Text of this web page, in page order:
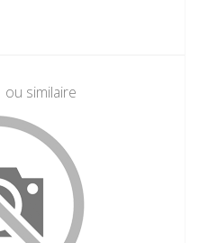
ou similaire